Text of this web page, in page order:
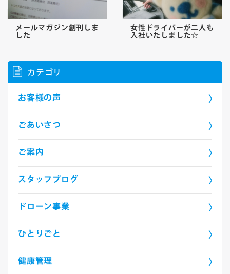
メールマガジン創刊しま
した
女性ドライバーが二人も
入社いたしました☆
カテゴリ
お客様の声
ごあいさつ
ご案内
スタッフブログ
ドローン事業
ひとりごと
健康管理